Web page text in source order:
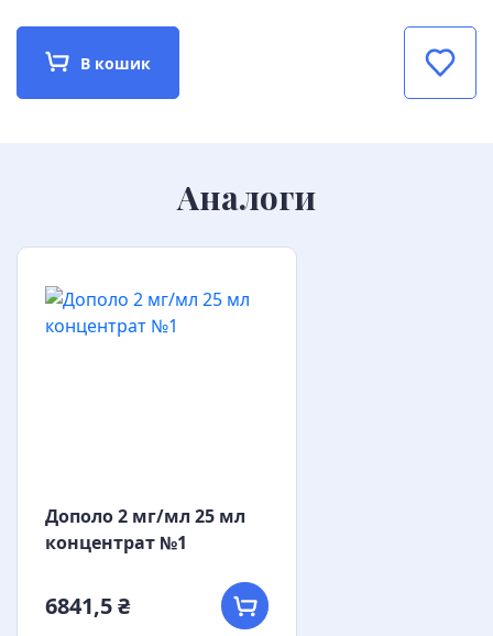
В кошик
Аналоги
Дополо 2 мг/мл 25 мл
концентрат №1
6841,5 ₴